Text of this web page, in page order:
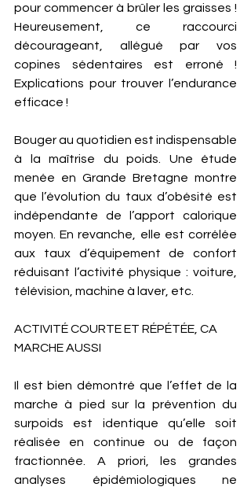
pour commencer à brûler les graisses !
Heureusement, ce raccourci
décourageant, allégué par vos
copines sédentaires est erroné !
Explications pour trouver l’endurance
efficace !
Bouger au quotidien est indispensable
à la maîtrise du poids. Une étude
menée en Grande Bretagne montre
que l’évolution du taux d’obésité est
indépendante de l’apport calorique
moyen. En revanche, elle est corrélée
aux taux d’équipement de confort
réduisant l’activité physique : voiture,
télévision, machine à laver, etc.
ACTIVITÉ COURTE ET RÉPÉTÉE, CA
MARCHE AUSSI
Il est bien démontré que l’effet de la
marche à pied sur la prévention du
surpoids est identique qu’elle soit
réalisée en continue ou de façon
fractionnée. A priori, les grandes
analyses épidémiologiques ne